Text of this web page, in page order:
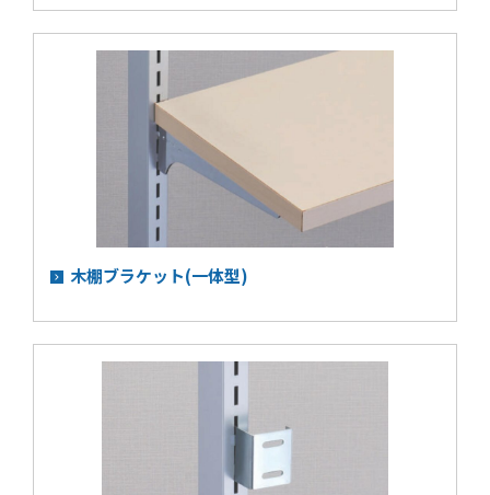
木棚ブラケット(一体型)